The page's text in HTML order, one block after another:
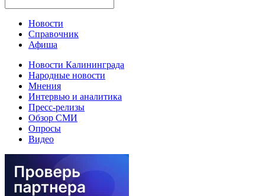
Новости
Справочник
Афиша
Новости Калининграда
Народные новости
Мнения
Интервью и аналитика
Пресс-релизы
Обзор СМИ
Опросы
Видео